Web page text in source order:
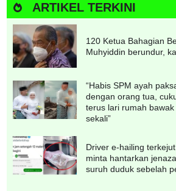
ARTIKEL TERKINI
120 Ketua Bahagian
Muhyiddin berundur,
“Habis SPM ayah
dengan orang tua,
terus lari rumah
sekali”
Driver e-hailing
minta hantarkan
suruh duduk sebelah